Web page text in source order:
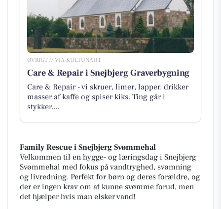
ØVRIGT // VIA KULTUNAUT
Care & Repair i Snejbjerg Graverbygning
Care & Repair - vi skruer, limer, lapper. drikker
masser af kaffe og spiser kiks. Ting går i
stykker....
Family Rescue i Snejbjerg Svømmehal
Velkommen til en hygge- og læringsdag i Snejbjerg
Svømmehal med fokus på vandtryghed, svømning
og livredning. Perfekt for børn og deres forældre, og
der er ingen krav om at kunne svømme forud, men
det hjælper hvis man elsker vand!